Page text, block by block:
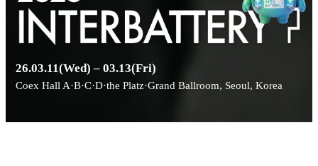
26.03.11(Wed) – 03.13(Fri)
Coex Hall A·B·C·D·the Platz·Grand Ballroom, Seoul, Korea